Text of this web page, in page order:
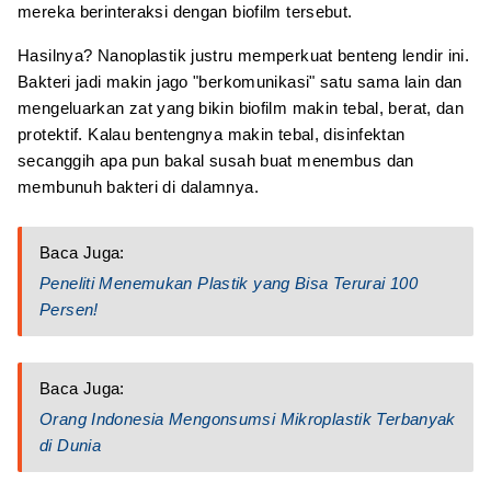
mereka berinteraksi dengan biofilm tersebut.
Hasilnya? Nanoplastik justru memperkuat benteng lendir ini.
Bakteri jadi makin jago "berkomunikasi" satu sama lain dan
mengeluarkan zat yang bikin biofilm makin tebal, berat, dan
protektif. Kalau bentengnya makin tebal, disinfektan
secanggih apa pun bakal susah buat menembus dan
membunuh bakteri di dalamnya.
Baca Juga:
Peneliti Menemukan Plastik yang Bisa Terurai 100
Persen!
Baca Juga:
Orang Indonesia Mengonsumsi Mikroplastik Terbanyak
di Dunia